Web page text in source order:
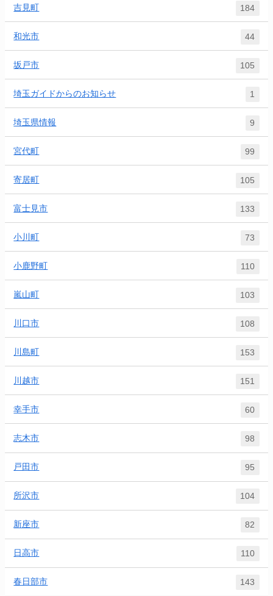
吉見町 184
和光市 44
坂戸市 105
埼玉ガイドからのお知らせ 1
埼玉県情報 9
宮代町 99
寄居町 105
富士見市 133
小川町 73
小鹿野町 110
嵐山町 103
川口市 108
川島町 153
川越市 151
幸手市 60
志木市 98
戸田市 95
所沢市 104
新座市 82
日高市 110
春日部市 143